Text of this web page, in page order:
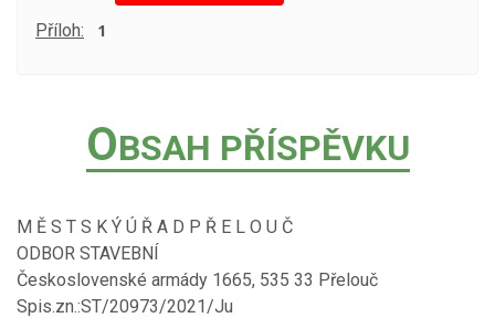
Příloh: 1
OBSAH PŘÍSPĚVKU
M Ě S T S K Ý Ú Ř A D P Ř E L O U Č
ODBOR STAVEBNÍ
Československé armády 1665, 535 33 Přelouč
Spis.zn.:ST/20973/2021/Ju